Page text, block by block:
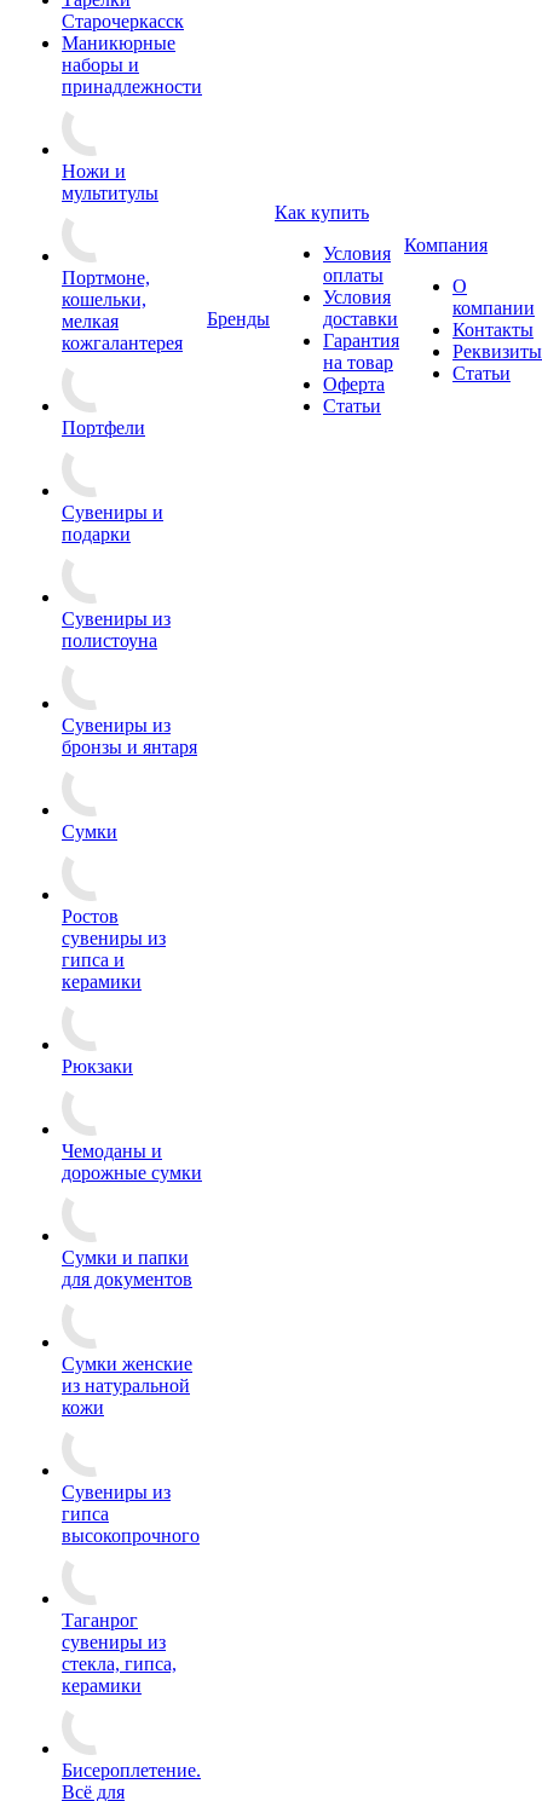
Старочеркасск
Маникюрные
наборы и
принадлежности
Ножи и
мультитулы
Портмоне,
кошельки,
мелкая
кожгалантерея
Портфели
Сувениры и
подарки
Сувениры из
полистоуна
Сувениры из
бронзы и янтаря
Сумки
Ростов
сувениры из
гипса и
керамики
Рюкзаки
Чемоданы и
дорожные сумки
Сумки и папки
для документов
Сумки женские
из натуральной
кожи
Сувениры из
гипса
высокопрочного
Таганрог
сувениры из
стекла, гипса,
керамики
Бисероплетение.
Всё для
Бренды
Как купить
Условия
оплаты
Условия
доставки
Гарантия
на товар
Оферта
Статьи
Компания
О
компании
Контакты
Реквизиты
Статьи